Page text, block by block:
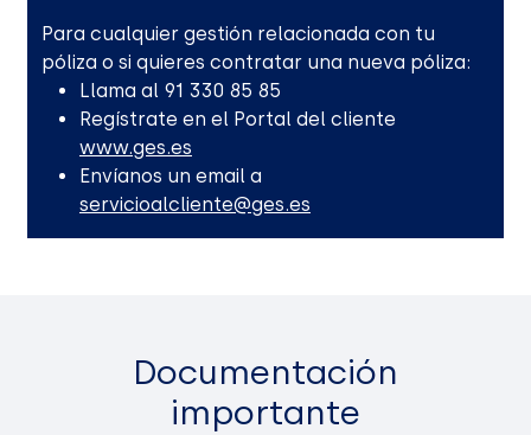
Para cualquier gestión relacionada con tu
póliza o si quieres contratar una nueva póliza:
Llama al 91 330 85 85
Regístrate en el Portal del cliente
www.ges.es
Envíanos un email a
servicioalcliente@ges.es
Documentación
importante